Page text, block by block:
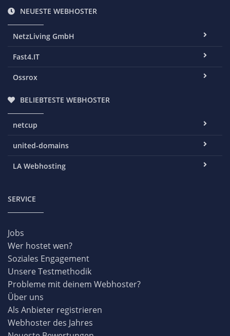
NEUESTE WEBHOSTER
NetzLiving GmbH
Fast4.IT
Ossrox
BELIEBTESTE WEBHOSTER
netcup
united-domains
LA Webhosting
SERVICE
Jobs
Wer hostet wen?
Soziales Engagement
Unsere Testmethodik
Probleme mit deinem Webhoster?
Über uns
Als Anbieter registrieren
Webhoster des Jahres